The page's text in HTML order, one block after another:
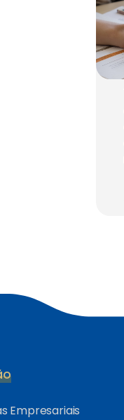
Empresariais